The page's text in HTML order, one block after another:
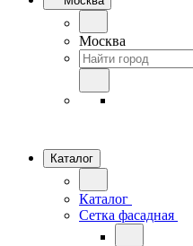
Москва
Каталог
Каталог
Сетка фасадная